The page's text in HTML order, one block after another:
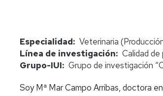
Especialidad
Veterinaria
Línea de investigación
Calidad
Grupo-IUI
Grupo de investigación
Soy Mª Mar Campo Arribas, doctora